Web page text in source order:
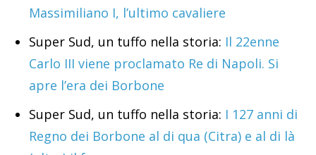
Massimiliano I, l’ultimo cavaliere
Super Sud, un tuffo nella storia: Il 22enne
Carlo III viene proclamato Re di Napoli. Si
apre l’era dei Borbone
Super Sud, un tuffo nella storia: I 127 anni di
Regno dei Borbone al di qua (Citra) e al di là